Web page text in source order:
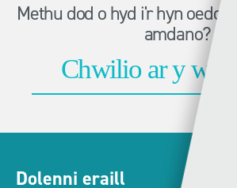
Methu dod o hyd i'r hyn
amdano?
Dolenni eraill